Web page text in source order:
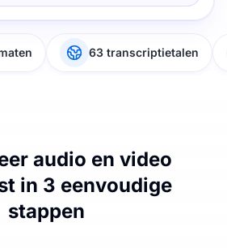
63 transcriptietalen
audio en video
in 3 eenvoudige
stappen